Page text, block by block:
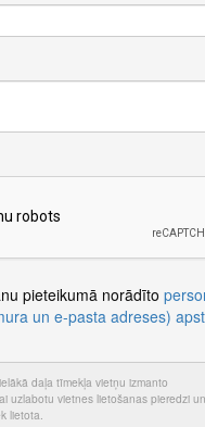
daļa tīmekļa vietņu izmanto
uzlabotu vietnes lietošanas pieredzi un
lietota.
pieteikumā norādīto
un e-pasta adreses)